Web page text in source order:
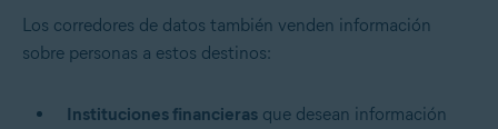
Los corredores de datos también venden información
sobre personas a estos destinos:
Instituciones financieras que desean información